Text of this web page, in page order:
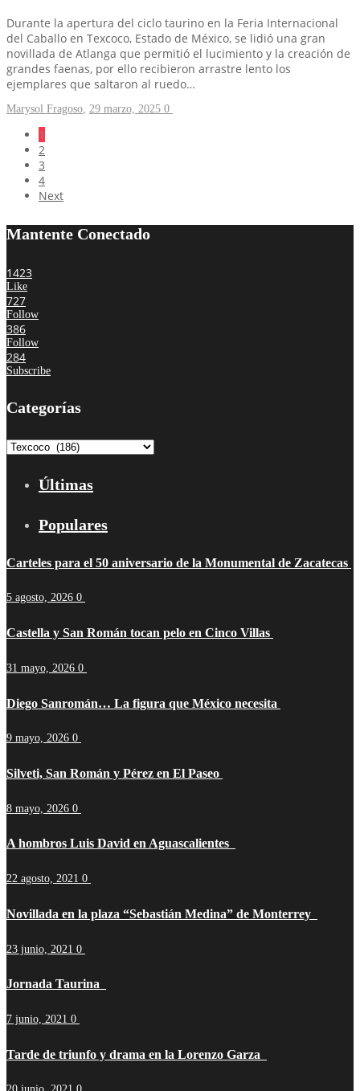
Durante la apertura del ciclo taurino en la Feria Internacional
del Caballo en Texcoco, Estado de México, se lidió una gran
novillada de Atlanga que permitió el lucimiento y la creación de
grandes faenas, por ello recibieron arrastre lento los
ejemplares que saltaron al ruedo…
Marysol Fragoso, 29 marzo, 2025 0
1
2
3
4
Next
Mantente Conectado
1423
Like
727
Follow
386
Follow
284
Subscribe
Categorías
Categorías
Últimas
Populares
Carteles para el 50 aniversario de la Monumental de Zacatecas
5 agosto, 2026 0
Castella y San Román tocan pelo en Cinco Villas
31 mayo, 2026 0
Diego Sanromán… La figura que México necesita
9 mayo, 2026 0
Silveti, San Román y Pérez en El Paseo
8 mayo, 2026 0
A hombros Luis David en Aguascalientes
22 agosto, 2021 0
Novillada en la plaza “Sebastián Medina” de Monterrey
23 junio, 2021 0
Jornada Taurina
7 junio, 2021 0
Tarde de triunfo y drama en la Lorenzo Garza